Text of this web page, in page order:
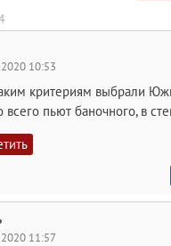
10:53
критериям выбрали
всего пьют баночного, в
11:57